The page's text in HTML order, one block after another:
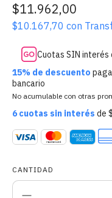
$11.962,00
$10.167,70 con
Cuotas SIN interés
15% de descuento
bancario
No acumulable con otras
6cuotas sin interés de
CANTIDAD